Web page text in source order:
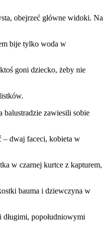
obejrzeć główne widoki. Na
bije tylko woda w
goni dziecko, żeby nie
balustradzie zawiesili sobie
dwaj faceci, kobieta w
czarnej kurtce z kapturem,
bauma i dziewczyna w
popołudniowymi